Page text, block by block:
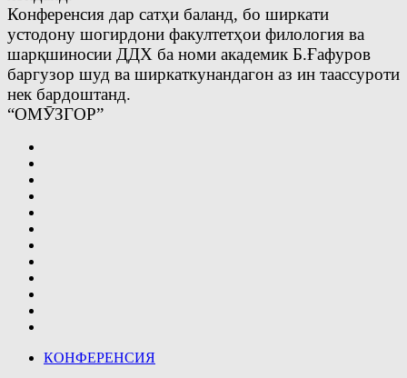
Конференсия дар сатҳи баланд, бо ширкати
устодону шогирдони факултетҳои филология ва
шарқшиносии ДДХ ба номи академик Б.Ғафуров
баргузор шуд ва ширкаткунандагон аз ин таассуроти
нек бардоштанд.
“ОМӮЗГОР”
КОНФЕРЕНСИЯ